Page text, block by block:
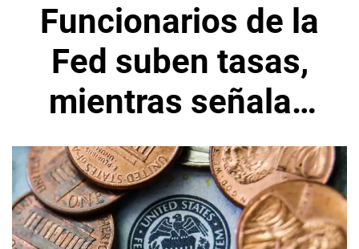
Funcionarios de la
Fed suben tasas,
mientras señalan
perspectivas de
inflación